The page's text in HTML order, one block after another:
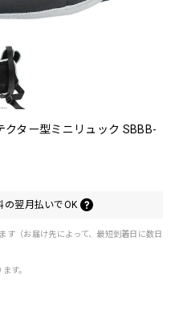
ター型ミニリュック SBBB-
の翌月払いでOK
（お届け先によって、最短到着日に数日
す。